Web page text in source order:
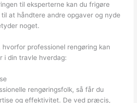
til eksperterne kan du frigøre
at håndtere andre opgaver og nyde
noget.
professionel rengøring kan
i din travle hverdag:
rengøringsfolk, så får du
og effektivitet. De ved præcis,